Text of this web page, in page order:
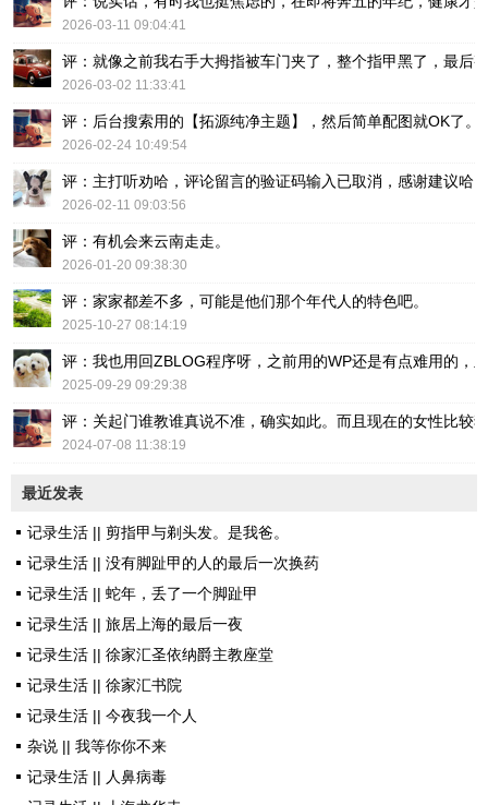
2026-03-11 09:04:41
评：就像之前我右手大拇指被车门夹了，整个指甲黑了，最后
2026-03-02 11:33:41
评：后台搜索用的【拓源纯净主题】，然后简单配图就OK了。
2026-02-24 10:49:54
评：主打听劝哈，评论留言的验证码输入已取消，感谢建议哈！
2026-02-11 09:03:56
评：有机会来云南走走。
2026-01-20 09:38:30
评：家家都差不多，可能是他们那个年代人的特色吧。
2025-10-27 08:14:19
评：我也用回ZBLOG程序呀，之前用的WP还是有点难用的，
2025-09-29 09:29:38
评：关起门谁教谁真说不准，确实如此。而且现在的女性比较
2024-07-08 11:38:19
最近发表
记录生活 || 剪指甲与剃头发。是我爸。
记录生活 || 没有脚趾甲的人的最后一次换药
记录生活 || 蛇年，丢了一个脚趾甲
记录生活 || 旅居上海的最后一夜
记录生活 || 徐家汇圣依纳爵主教座堂
记录生活 || 徐家汇书院
记录生活 || 今夜我一个人
杂说 || 我等你你不来
记录生活 || 人鼻病毒